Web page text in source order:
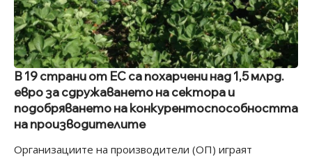
В 19 страни от ЕС са похарчени над 1,5 млрд.
евро за сдружаването на сектора и
подобряването на конкурентоспособността
на производителите
Организациите на производители (ОП) играят